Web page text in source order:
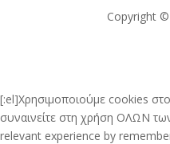
Copyright ©
[:el]Χρησιμοποιούμε cookies
συναινείτε στη χρήση ΟΛΩΝ
relevant experience by